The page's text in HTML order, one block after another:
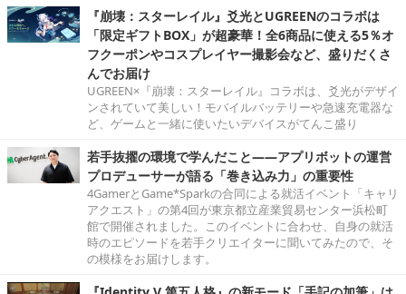
『崩壊：スターレイル』爻光とUGREENのコラボは
「限定ギフトBOX」が超豪華！全6商品に使える5％オ
フクーポンやコスプレイヤー撮影会など、盛りだくさ
んでお届け
UGREEN×『崩壊：スターレイル』コラボは、爻光がデザイ
ンされていて美しい！モバイルバッテリーや急速充電器な
ど、ゲームと一緒に使いたいデバイスがてんこ盛り
若手抜擢の環境で学んだこと――アプリボットの運営
プロデューサーが語る「巻き込み力」の重要性
4GamerとGame*Sparkの合同による就活イベント「キャリ
アクエスト」の第4回が東京都立産業貿易センター浜松町
館で開催されました。このイベントに合わせ、自身の就活
時のエピソードを若手クリエイターに聞いてみたので、そ
の模様をお届けします。